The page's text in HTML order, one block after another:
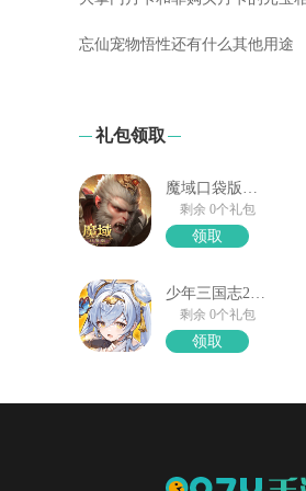
忘仙宠物悟性还有什么其他用途
礼包领取
魔域口袋版馈赠礼箱
剩余 0个礼包
领取
少年三国志2礼包奖励
剩余 0个礼包
领取